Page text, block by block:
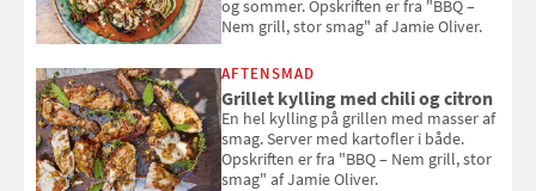
og sommer. Opskriften er fra "BBQ –
Nem grill, stor smag" af Jamie Oliver.
AFTENSMAD
Grillet kylling med chili og citron
En hel kylling på grillen med masser af
smag. Server med kartofler i både.
Opskriften er fra "BBQ – Nem grill, stor
smag" af Jamie Oliver.